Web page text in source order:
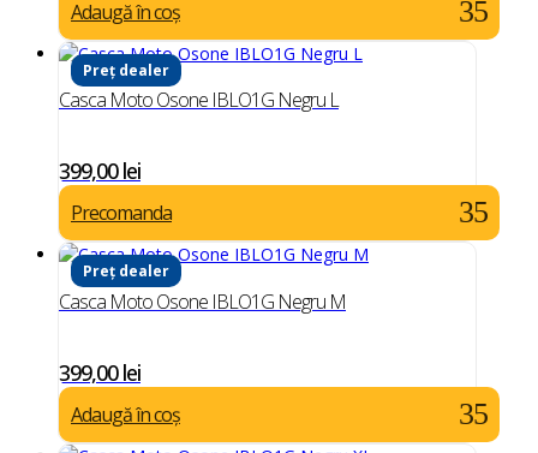
Adaugă în coș
Preț dealer
Casca Moto Osone IBLO1G Negru L
399,00lei
Precomanda
Preț dealer
Casca Moto Osone IBLO1G Negru M
399,00lei
Adaugă în coș